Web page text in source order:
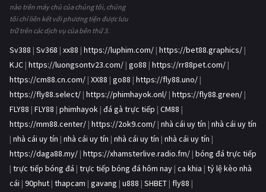
nào trên máy chủ của chúng tôi, chúng
tôi chỉ liên kết với phương tiện được lưu
trữ trên các dịch vụ của bên thứ 3.
Sv388 | Sv368 | xx88 | https://luphim.com/ | https://bet88.graphics/ |
KJC | https://luongsontv23.com/ | go88 | https://rr88pet.com/ |
https://cm88.cn.com/ | XX88 | go88 | https://fly88.uno/ |
https://fly88.select/ | https://phimhayok.onl/ | https://fly88.green/ |
FLY88 | FLY88 | phimhayok | đá gà trực tiếp | CM88 |
https://mm88.center/ | https://2ok9.com/ | nhà cái uy tín | nhà cái uy tín
| nhà cái uy tín | nhà cái uy tín | nhà cái uy tín | nhà cái uy tín |
https://daga88.my/ | https://xhamsterlive.radio.fm/ | bóng đá trực tiếp
| trực tiếp bóng đá | trực tiếp bóng đá hôm nay | ca khia | tỷ lệ kèo nhà
cái | 90phut | thapcam | gavang | u888 | SHBET | fly88 |